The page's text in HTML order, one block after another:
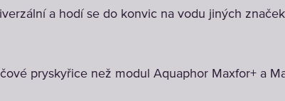
a hodí se do konvic na vodu jiných
pryskyřice než modul Aquaphor Maxfor+ a